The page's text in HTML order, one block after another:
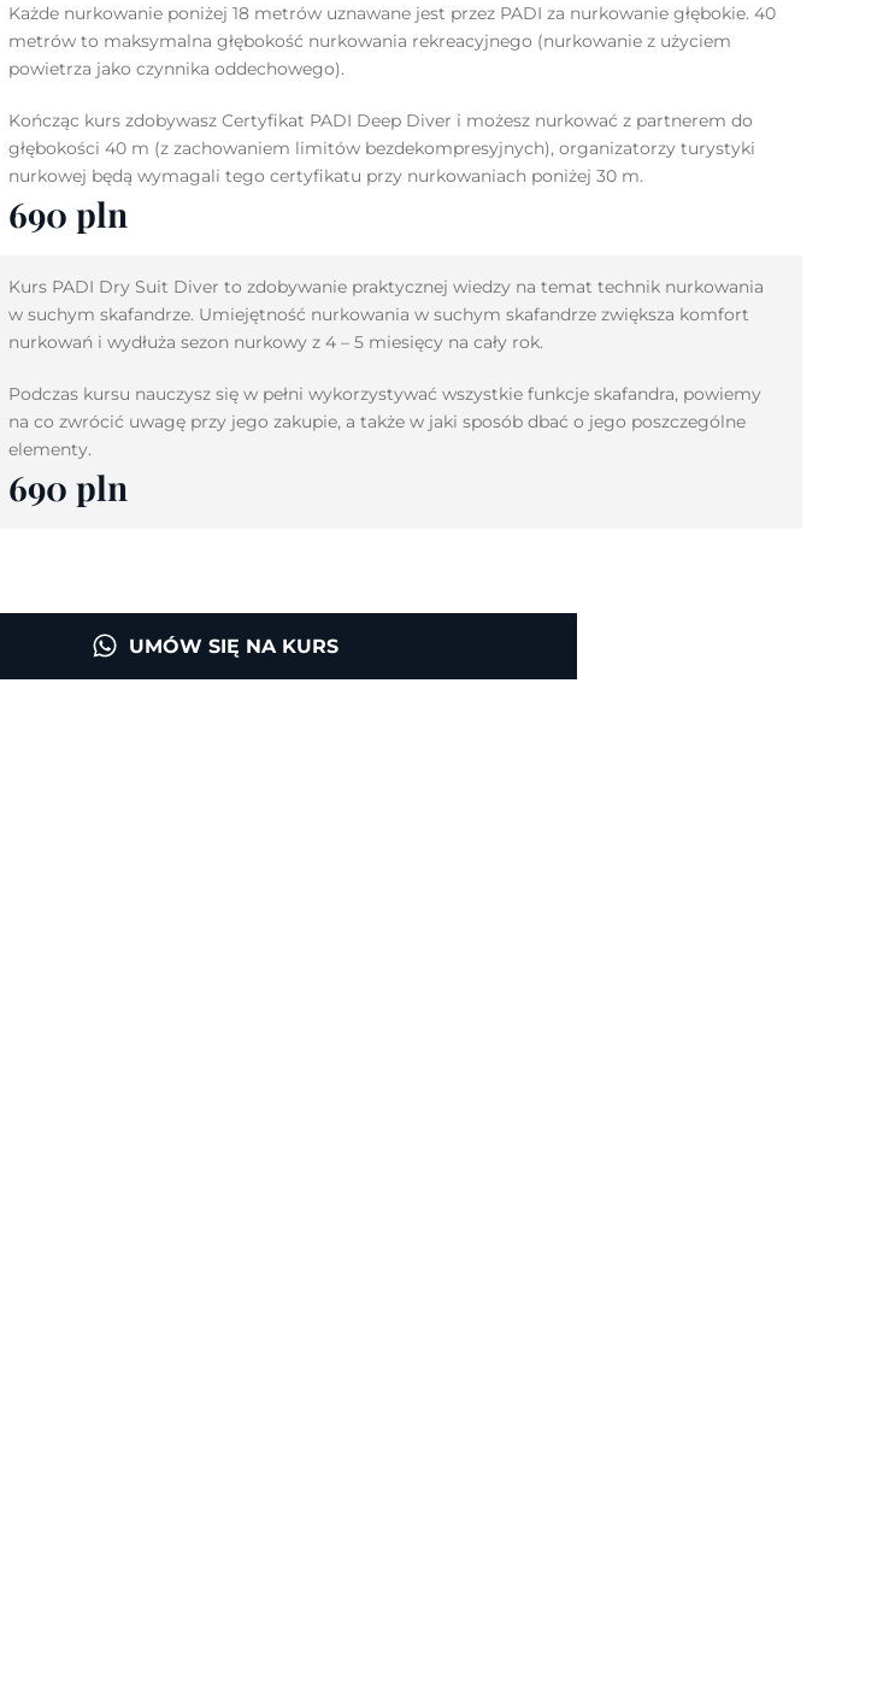
Każde nurkowanie poniżej 18 metrów uznawane jest przez PADI za nurkowanie głębokie. 40
metrów to maksymalna głębokość nurkowania rekreacyjnego (nurkowanie z użyciem
powietrza jako czynnika oddechowego).
Kończąc kurs zdobywasz Certyfikat PADI Deep Diver i możesz nurkować z partnerem do
głębokości 40 m (z zachowaniem limitów bezdekompresyjnych), organizatorzy turystyki
nurkowej będą wymagali tego certyfikatu przy nurkowaniach poniżej 30 m.
690 pln
Kurs PADI Dry Suit Diver to zdobywanie praktycznej wiedzy na temat technik nurkowania
w suchym skafandrze. Umiejętność nurkowania w suchym skafandrze zwiększa komfort
nurkowań i wydłuża sezon nurkowy z 4 – 5 miesięcy na cały rok.
Podczas kursu nauczysz się w pełni wykorzystywać wszystkie funkcje skafandra, powiemy
na co zwrócić uwagę przy jego zakupie, a także w jaki sposób dbać o jego poszczególne
elementy.
690 pln
UMÓW SIĘ NA KURS